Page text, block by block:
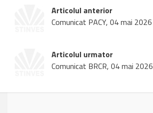
Articolul anterior
Comunicat PACY, 04 mai 2026
Articolul urmator
Comunicat BRCR, 04 mai 2026